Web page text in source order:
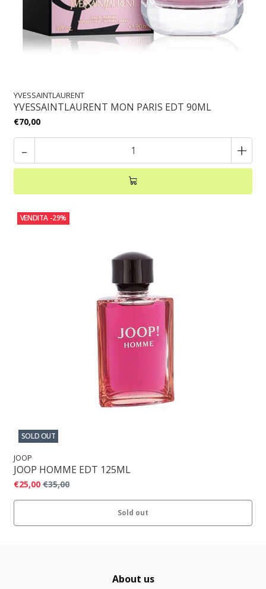
YVESSAINTLAURENT
YVESSAINTLAURENT MON PARIS EDT 90ML
€70,00
- +
VENDITA -29%
SOLD OUT
JOOP
JOOP HOMME EDT 125ML
€25,00 €35,00
Sold out
About us